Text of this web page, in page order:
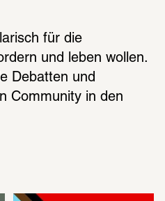
für die
und leben wollen.
Debatten und
Community in den